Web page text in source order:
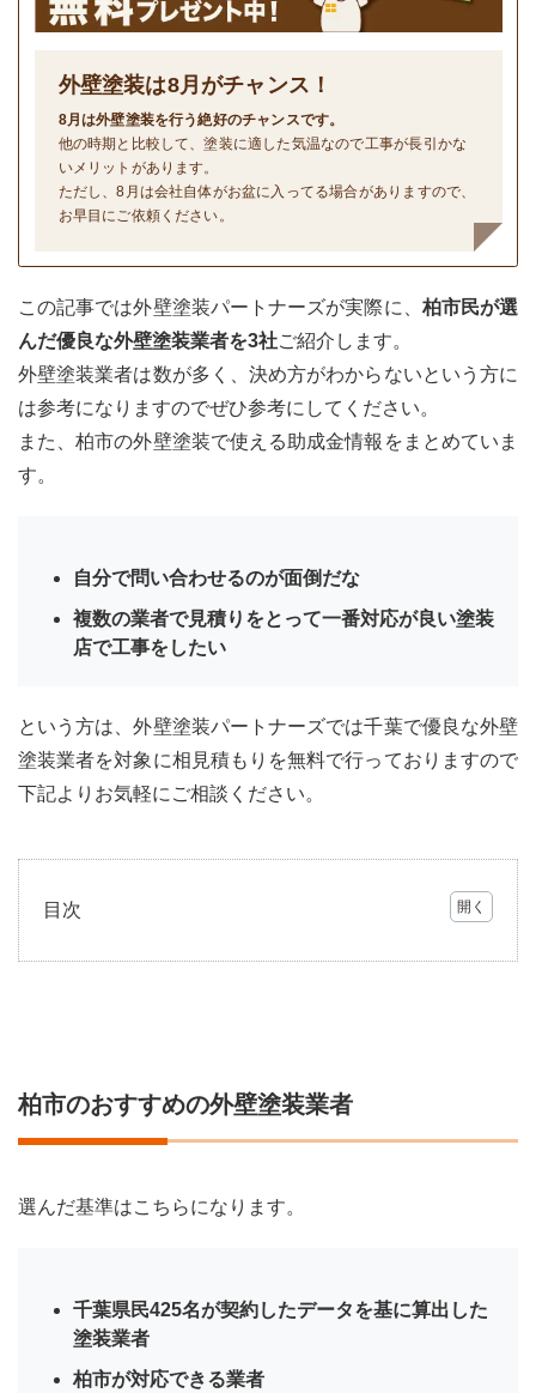
外壁塗装は8月がチャンス！
8月は外壁塗装を行う絶好のチャンスです。
他の時期と比較して、塗装に適した気温なので工事が長引かな
いメリットがあります。
ただし、8月は会社自体がお盆に入ってる場合がありますので、
お早目にご依頼ください。
この記事では外壁塗装パートナーズが実際に、 柏市民が選
んだ優良な外壁塗装業者を3社ご紹介します。
外壁塗装業者は数が多く、決め方がわからないという方に
は参考になりますのでぜひ参考にしてください。
また、柏市の外壁塗装で使える助成金情報をまとめていま
す。
自分で問い合わせるのが面倒だな
複数の業者で見積りをとって一番対応が良い塗装
店で工事をしたい
という方は、外壁塗装パートナーズでは千葉で優良な外壁
塗装業者を対象に相見積もりを無料で行っておりますので
下記よりお気軽にご相談ください。
目次
柏市
業者
イン
2
外壁
業者
柏市のおすすめの外壁塗装業者
選んだ基準はこちらになります。
千葉県民425名が契約したデータを基に算出した
塗装業者
柏市が対応できる業者